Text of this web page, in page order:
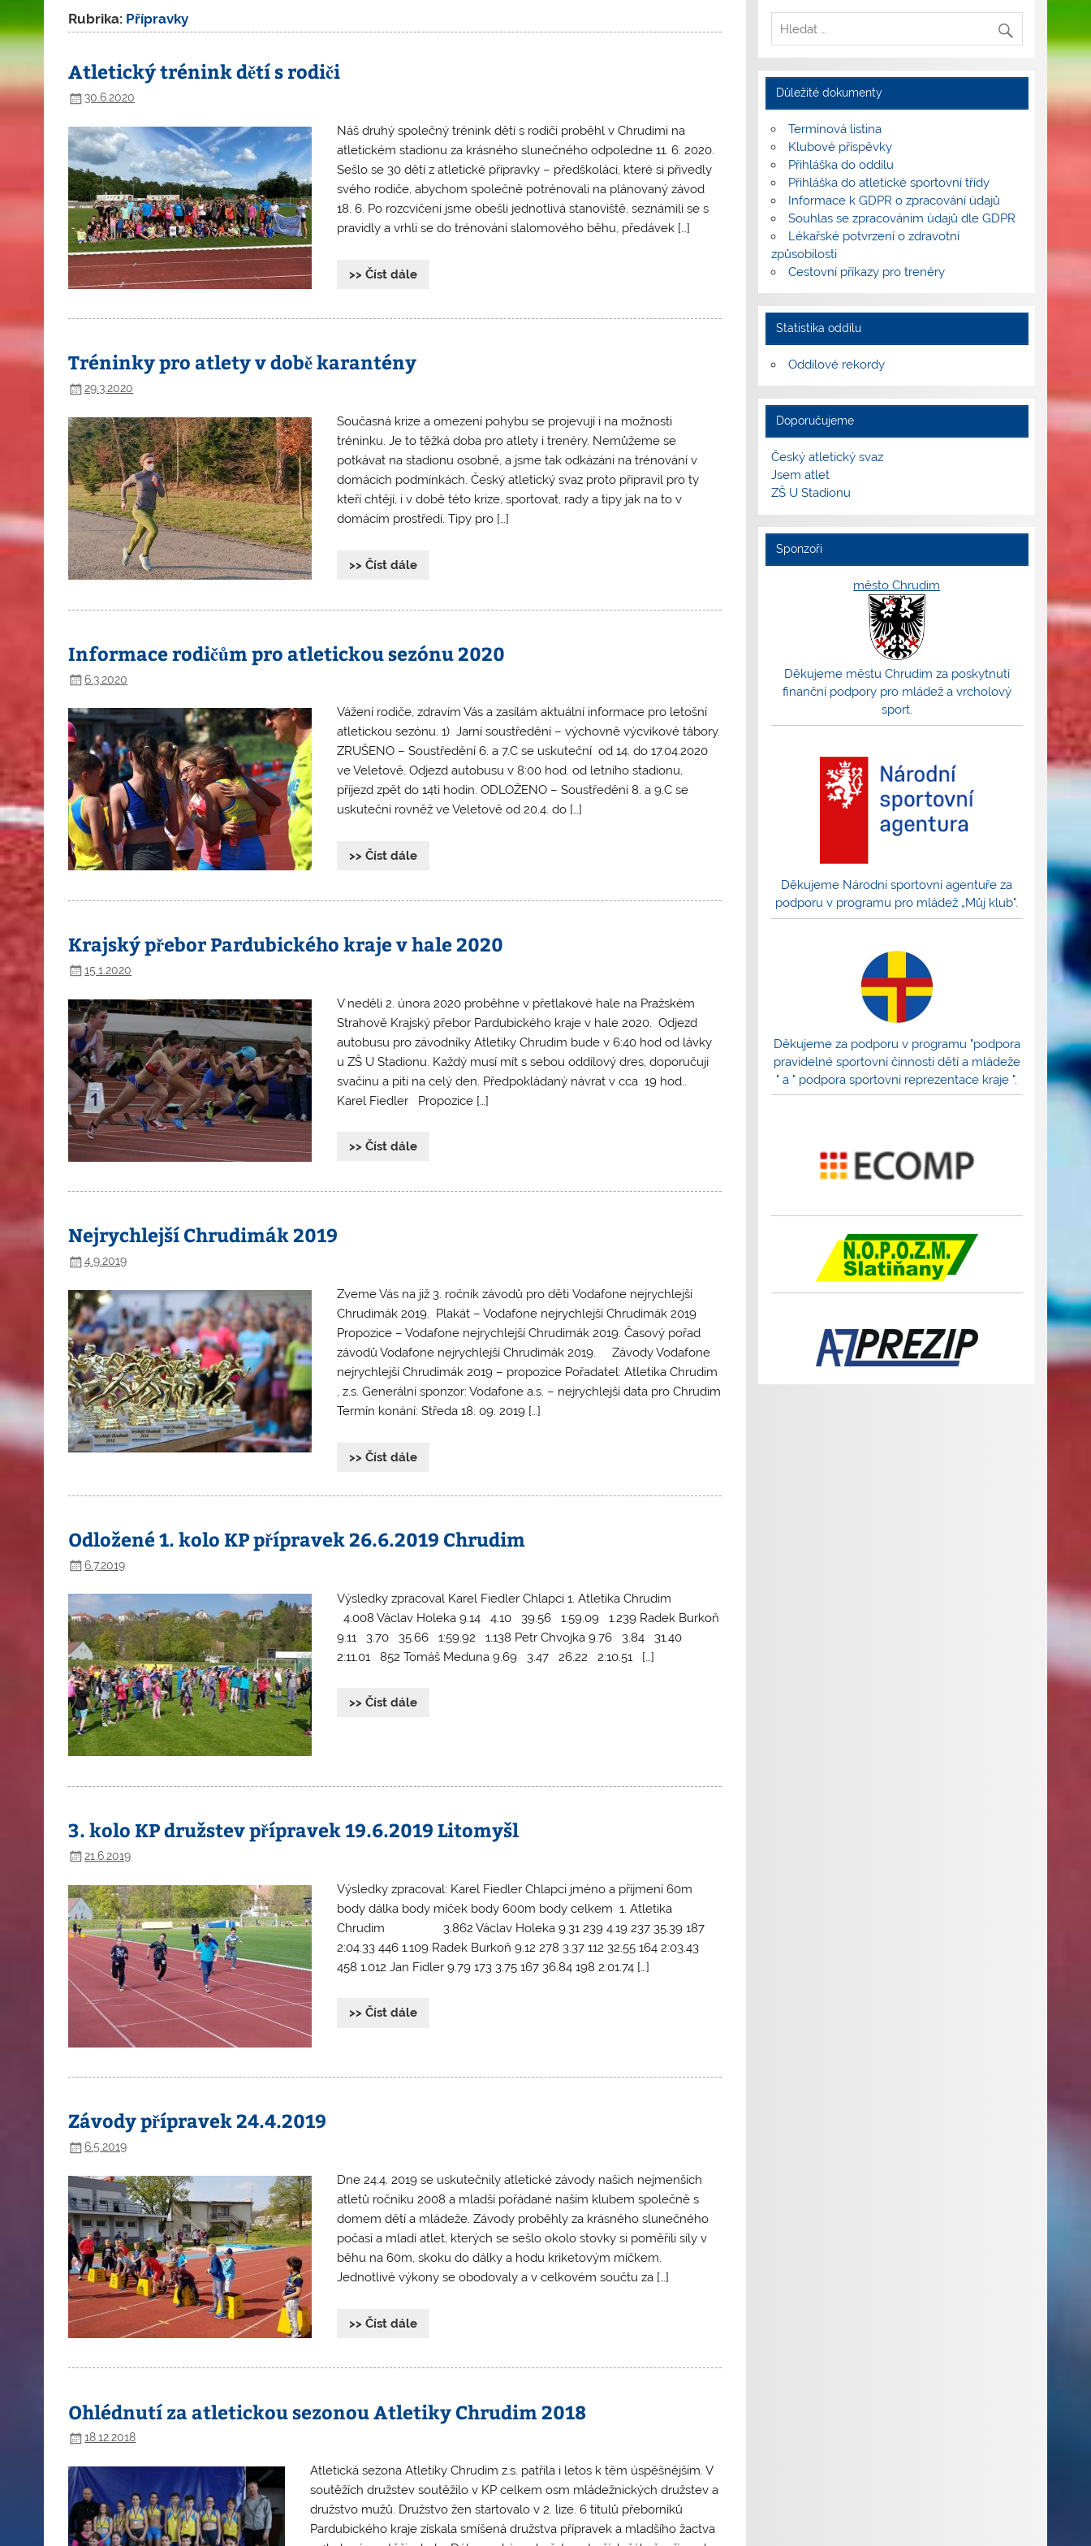
Rubrika: Přípravky
Atletický trénink dětí s rodiči
30.6.2020
Náš druhý společný trénink dětí s rodiči proběhl v Chrudimi na
atletickém stadionu za krásného slunečného odpoledne 11. 6. 2020.
Sešlo se 30 dětí z atletické přípravky – předškoláci, které si přivedly
svého rodiče, abychom společně potrénovali na plánovaný závod
18. 6. Po rozcvičení jsme obešli jednotlivá stanoviště, seznámili se s
pravidly a vrhli se do trénování slalomového běhu, předávek […]
>> Číst dále
Tréninky pro atlety v době karantény
29.3.2020
Současná krize a omezení pohybu se projevují i na možnosti
tréninku. Je to těžká doba pro atlety i trenéry. Nemůžeme se
potkávat na stadionu osobně, a jsme tak odkázáni na trénování v
domácích podmínkách. Český atletický svaz proto připravil pro ty
kteří chtějí, i v době této krize, sportovat, rady a tipy jak na to v
domácím prostředí. Tipy pro […]
>> Číst dále
Informace rodičům pro atletickou sezónu 2020
6.3.2020
Vážení rodiče, zdravím Vás a zasílám aktuální informace pro letošní
atletickou sezónu. 1) Jarní soustředění – výchovně výcvikové tábory.
ZRUŠENO – Soustředění 6. a 7.C se uskuteční od 14. do 17.04.2020
ve Veletově. Odjezd autobusu v 8:00 hod. od letního stadionu,
příjezd zpět do 14ti hodin. ODLOŽENO – Soustředění 8. a 9.C se
uskuteční rovněž ve Veletově od 20.4. do […]
>> Číst dále
Krajský přebor Pardubického kraje v hale 2020
15.1.2020
V neděli 2. února 2020 proběhne v přetlakové hale na Pražském
Strahově Krajský přebor Pardubického kraje v hale 2020. Odjezd
autobusu pro závodníky Atletiky Chrudim bude v 6:40 hod od lávky
u ZŠ U Stadionu. Každý musí mít s sebou oddílový dres, doporučuji
svačinu a pití na celý den. Předpokládaný návrat v cca 19 hod..
Karel Fiedler Propozice […]
>> Číst dále
Nejrychlejší Chrudimák 2019
4.9.2019
Zveme Vás na již 3. ročník závodů pro děti Vodafone nejrychlejší
Chrudimák 2019. Plakát – Vodafone nejrychlejší Chrudimák 2019
Propozice – Vodafone nejrychlejší Chrudimák 2019. Časový pořad
závodů Vodafone nejrychlejší Chrudimák 2019. Závody Vodafone
nejrychlejší Chrudimák 2019 – propozice Pořadatel: Atletika Chrudim
, z.s. Generální sponzor: Vodafone a.s. – nejrychlejší data pro Chrudim
Termín konání: Středa 18. 09. 2019 […]
>> Číst dále
Odložené 1. kolo KP přípravek 26.6.2019 Chrudim
6.7.2019
Výsledky zpracoval Karel Fiedler Chlapci 1. Atletika Chrudim
4.008 Václav Holeka 9.14 4.10 39.56 1:59.09 1.239 Radek Burkoň
9.11 3.70 35.66 1:59.92 1.138 Petr Chvojka 9.76 3.84 31.40
2:11.01 852 Tomáš Meduna 9.69 3.47 26.22 2:10.51 […]
>> Číst dále
3. kolo KP družstev přípravek 19.6.2019 Litomyšl
21.6.2019
Výsledky zpracoval: Karel Fiedler Chlapci jméno a příjmení 60m
body dálka body míček body 600m body celkem 1. Atletika
Chrudim 3.862 Václav Holeka 9.31 239 4.19 237 35.39 187
2:04.33 446 1.109 Radek Burkoň 9.12 278 3.37 112 32.55 164 2:03.43
458 1.012 Jan Fidler 9.79 173 3.75 167 36.84 198 2:01.74 […]
>> Číst dále
Závody přípravek 24.4.2019
6.5.2019
Dne 24.4. 2019 se uskutečnily atletické závody našich nejmenších
atletů ročníku 2008 a mladší pořádané naším klubem společně s
domem dětí a mládeže. Závody proběhly za krásného slunečného
počasí a mladí atlet, kterých se sešlo okolo stovky si poměřili síly v
běhu na 60m, skoku do dálky a hodu kriketovým míčkem.
Jednotlivé výkony se obodovaly a v celkovém součtu za […]
>> Číst dále
Ohlédnutí za atletickou sezonou Atletiky Chrudim 2018
18.12.2018
Atletická sezona Atletiky Chrudim z.s. patřila i letos k těm úspěšnějším. V
soutěžích družstev soutěžilo v KP celkem osm mládežnických družstev a
družstvo mužů. Družstvo žen startovalo v 2. lize. 6 titulů přeborníků
Pardubického kraje získala smíšená družstva přípravek a mladšího žactva
Důležité dokumenty
Termínová listina
Klubové příspěvky
Přihláška do oddílu
Přihláška do atletické sportovní třídy
Informace k GDPR o zpracování údajů
Souhlas se zpracováním údajů dle GDPR
Lékařské potvrzení o zdravotní
způsobilosti
Cestovní příkazy pro trenéry
Statistika oddílu
Oddílové rekordy
Doporučujeme
Český atletický svaz
Jsem atlet
ZŠ U Stadionu
Sponzoři
město Chrudim
Děkujeme městu Chrudim za poskytnutí
finanční podpory pro mládež a vrcholový
sport.
Děkujeme Národní sportovní agentuře za
podporu v programu pro mládež „Můj klub".
Děkujeme za podporu v programu "podpora
pravidelné sportovní činnosti dětí a mládeže
" a " podpora sportovní reprezentace kraje ".